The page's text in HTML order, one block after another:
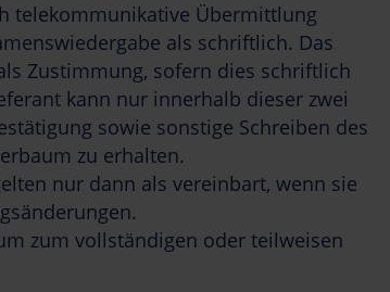
telekommunikative Übermittlung
als schriftlich. Das
Zustimmung, sofern dies schriftlich
kann nur innerhalb dieser zwei
sowie sonstige Schreiben des
zu erhalten.
nur dann als vereinbart, wenn sie
zum vollständigen oder teilweisen